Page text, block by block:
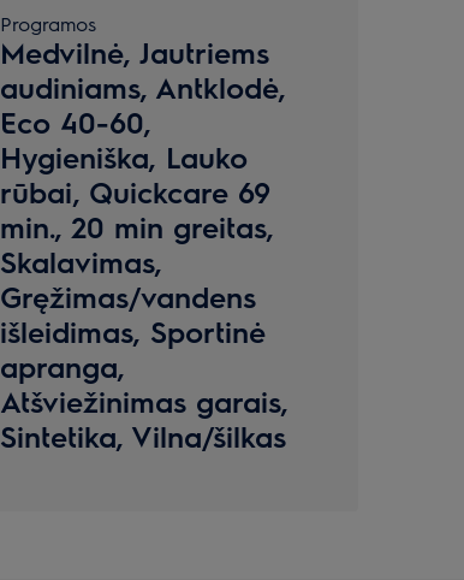
Programos
Medvilnė, Jautriems
audiniams, Antklodė,
Eco 40-60,
Hygieniška, Lauko
rūbai, Quickcare 69
min., 20 min greitas,
Skalavimas,
Gręžimas/vandens
išleidimas, Sportinė
apranga,
Atšviežinimas garais,
Sintetika, Vilna/šilkas